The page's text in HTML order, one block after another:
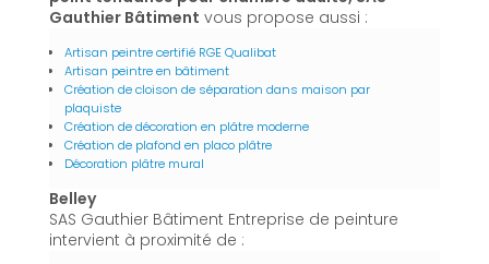
Gauthier Bâtiment vous propose aussi :
Artisan peintre certifié RGE Qualibat
Artisan peintre en bâtiment
Création de cloison de séparation dans maison par
plaquiste
Création de décoration en plâtre moderne
Création de plafond en placo plâtre
Décoration plâtre mural
Belley
SAS Gauthier Bâtiment Entreprise de peinture
intervient à proximité de :